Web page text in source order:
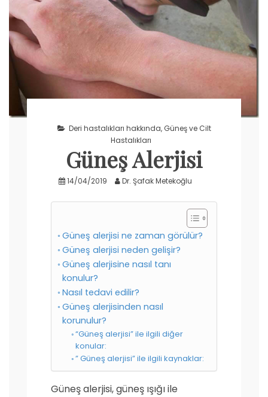
Deri hastalıkları hakkında, Güneş ve Cilt
Hastalıkları
Güneş Alerjisi
14/04/2019 Dr. Şafak Metekoğlu
Güneş alerjisi ne zaman görülür?
Güneş alerjisi neden gelişir?
Güneş alerjisine nasıl tanı
konulur?
Nasıl tedavi edilir?
Güneş alerjisinden nasıl
korunulur?
“Güneş alerjisi” ile ilgili diğer
konular:
” Güneş alerjisi” ile ilgili kaynaklar:
Güneş alerjisi, güneş ışığı ile